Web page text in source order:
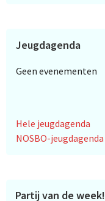
Jeugdagenda
Geen evenementen
Hele jeugdagenda
NOSBO-jeugdagenda
Partij van de week!